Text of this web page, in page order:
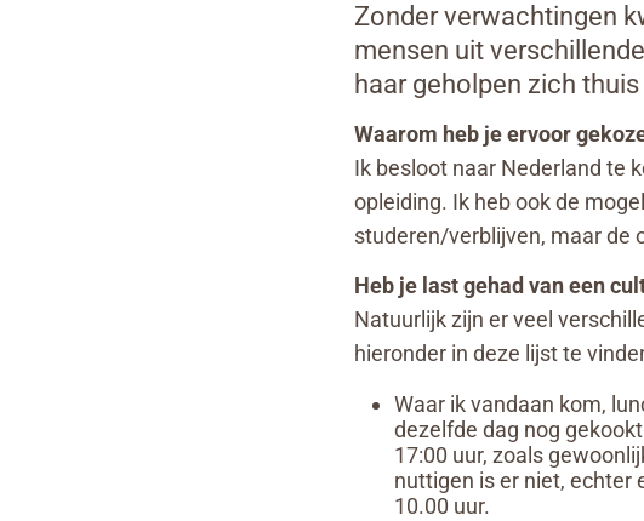
Zonder verwachtingen
mensen uit
haar geholpen zich
Waarom heb je ervoor
Ik besloot naar Nederland te
opleiding. Ik heb ook de
studeren/verblijven, maar de
Heb je last gehad van een
Natuurlijk zijn er veel
hieronder in deze lijst te
Waar ik vandaan kom,
dezelfde dag nog
17:00 uur, zoals
nuttigen is er niet, echter
10.00 uur.